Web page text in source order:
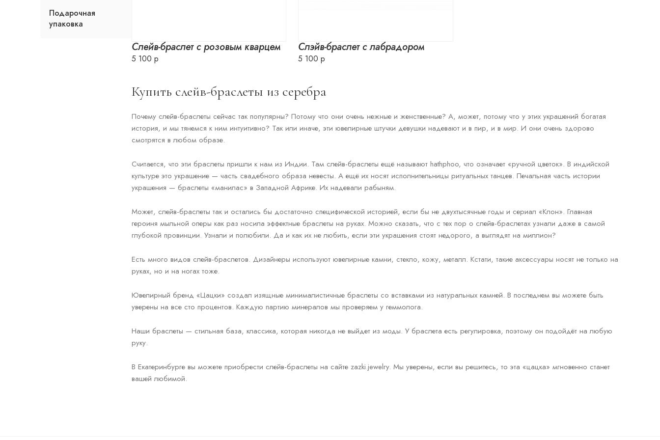
Подарочная
упаковка
Слейв-браслет с розовым кварцем
5 100 р
Слэйв-браслет с лабрадором
5 100 р
Купить слейв-браслеты из серебра
Почему слейв-браслеты сейчас так популярны? Потому что они очень нежные и женственные? А, может, потому что у этих украшений богатая
история, и мы тянемся к ним интуитивно? Так или иначе, эти ювелирные штучки девушки надевают и в пир, и в мир. И они очень здорово
смотрятся в любом образе.
Считается, что эти браслеты пришли к нам из Индии. Там слейв-браслеты ещё называют hathphoo, что означает «ручной цветок». В индийской
культуре это украшение — часть свадебного образа невесты. А ещё их носят исполнительницы ритуальных танцев. Печальная часть истории
украшения — браслеты «манилас» в Западной Африке. Их надевали рабыням.
Может, слейв-браслеты так и остались бы достаточно специфической историей, если бы не двухтысячные годы и сериал «Клон». Главная
героиня мыльной оперы как раз носила эффектные браслеты на руках. Можно сказать, что с тех пор о слейв-браслетах узнали даже в самой
глубокой провинции. Узнали и полюбили. Да и как их не любить, если эти украшения стоят недорого, а выглядят на миллион?
Есть много видов слейв-браслетов. Дизайнеры используют ювелирные камни, стекло, кожу, металл. Кстати, такие аксессуары носят не только на
руках, но и на ногах тоже.
Ювелирный бренд «Цацки» создал изящные минималистичные браслеты со вставками из натуральных камней. В последнем вы можете быть
уверены на все сто процентов. Каждую партию минералов мы проверяем у геммолога.
Наши браслеты — стильная база, классика, которая никогда не выйдет из моды. У браслета есть регулировка, поэтому он подойдёт на любую
руку.
В Екатеринбурге вы можете приобрести слейв-браслеты на сайте zazki.jewelry. Мы уверены, если вы решитесь, то эта «цацка» мгновенно станет
вашей любимой.